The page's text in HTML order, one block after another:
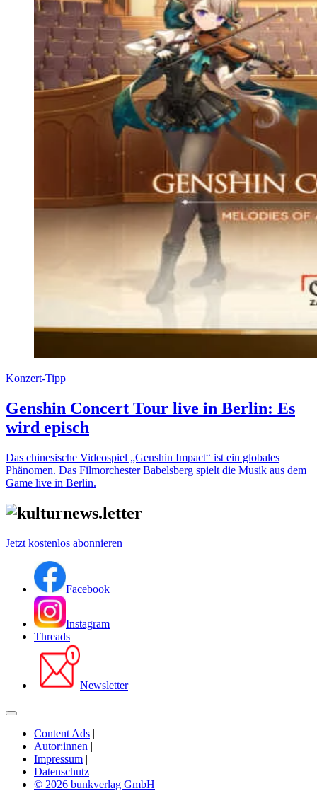
Konzert-Tipp
Genshin Concert Tour live in Berlin: Es
wird episch
Das chinesische Videospiel „Genshin Impact“ ist ein globales
Phänomen. Das Filmorchester Babelsberg spielt die Musik aus dem
Game live in Berlin.
Jetzt kostenlos abonnieren
Facebook
Instagram
Threads
Newsletter
Content Ads |
Autor:innen |
Impressum |
Datenschutz |
© 2026 bunkverlag GmbH